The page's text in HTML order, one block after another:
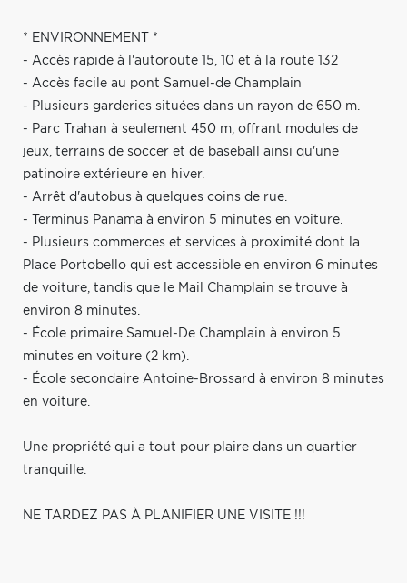
* ENVIRONNEMENT *
- Accès rapide à l'autoroute 15, 10 et à la route 132
- Accès facile au pont Samuel-de Champlain
- Plusieurs garderies situées dans un rayon de 650 m.
- Parc Trahan à seulement 450 m, offrant modules de
jeux, terrains de soccer et de baseball ainsi qu'une
patinoire extérieure en hiver.
- Arrêt d'autobus à quelques coins de rue.
- Terminus Panama à environ 5 minutes en voiture.
- Plusieurs commerces et services à proximité dont la
Place Portobello qui est accessible en environ 6 minutes
de voiture, tandis que le Mail Champlain se trouve à
environ 8 minutes.
- École primaire Samuel-De Champlain à environ 5
minutes en voiture (2 km).
- École secondaire Antoine-Brossard à environ 8 minutes
en voiture.
Une propriété qui a tout pour plaire dans un quartier
tranquille.
NE TARDEZ PAS À PLANIFIER UNE VISITE !!!